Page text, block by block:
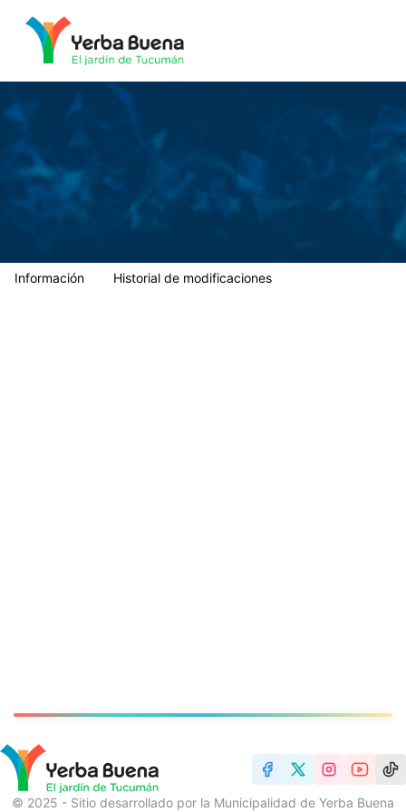
Información Historial de modificaciones
© 2025 - Sitio desarrollado por la Municipalidad de Yerba Buena